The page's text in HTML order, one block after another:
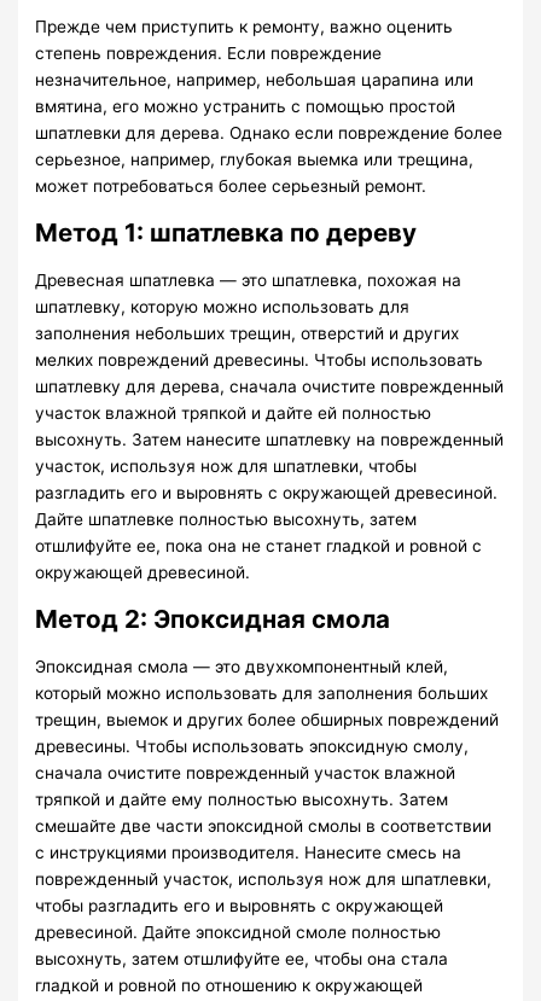
Прежде чем приступить к ремонту, важно оценить
степень повреждения. Если повреждение
незначительное, например, небольшая царапина или
вмятина, его можно устранить с помощью простой
шпатлевки для дерева. Однако если повреждение более
серьезное, например, глубокая выемка или трещина,
может потребоваться более серьезный ремонт.
Метод 1: шпатлевка по дереву
Древесная шпатлевка — это шпатлевка, похожая на
шпатлевку, которую можно использовать для
заполнения небольших трещин, отверстий и других
мелких повреждений древесины. Чтобы использовать
шпатлевку для дерева, сначала очистите поврежденный
участок влажной тряпкой и дайте ей полностью
высохнуть. Затем нанесите шпатлевку на поврежденный
участок, используя нож для шпатлевки, чтобы
разгладить его и выровнять с окружающей древесиной.
Дайте шпатлевке полностью высохнуть, затем
отшлифуйте ее, пока она не станет гладкой и ровной с
окружающей древесиной.
Метод 2: Эпоксидная смола
Эпоксидная смола — это двухкомпонентный клей,
который можно использовать для заполнения больших
трещин, выемок и других более обширных повреждений
древесины. Чтобы использовать эпоксидную смолу,
сначала очистите поврежденный участок влажной
тряпкой и дайте ему полностью высохнуть. Затем
смешайте две части эпоксидной смолы в соответствии
с инструкциями производителя. Нанесите смесь на
поврежденный участок, используя нож для шпатлевки,
чтобы разгладить его и выровнять с окружающей
древесиной. Дайте эпоксидной смоле полностью
высохнуть, затем отшлифуйте ее, чтобы она стала
гладкой и ровной по отношению к окружающей